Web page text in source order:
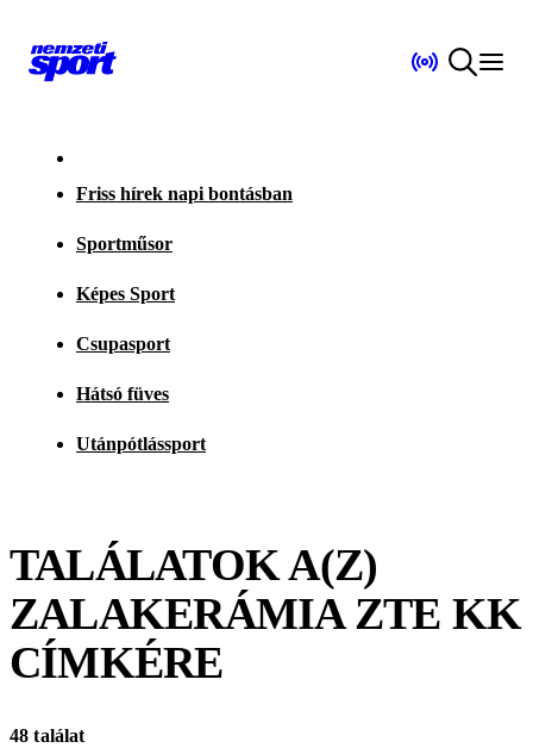
Friss hírek napi bontásban
Sportműsor
Képes Sport
Csupasport
Hátsó füves
Utánpótlássport
TALÁLATOK A(Z)
ZALAKERÁMIA ZTE KK
CÍMKÉRE
48 találat